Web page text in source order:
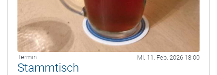
Termin Mi. 11. Feb. 2026 18:00
Stammtisch